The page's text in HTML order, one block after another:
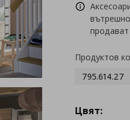
Продуктов
795.614.27
Цвят: